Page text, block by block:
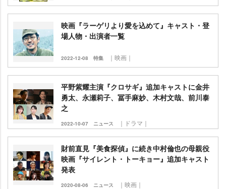
映画『ラーゲリより愛を込めて』キャスト・登
場人物・出演者一覧
2022-12-08 特集 ｜映画｜
平野紫耀主演『クロサギ』追加キャストに金井
勇太、永瀬莉子、冨手麻妙、木村文哉、前川泰
之
2022-10-07 ニュース ｜ドラマ｜
財前直見『美食探偵』に続き中村倫也の母親役
映画『サイレント・トーキョー』追加キャスト
発表
2020-08-06 ニュース ｜映画｜